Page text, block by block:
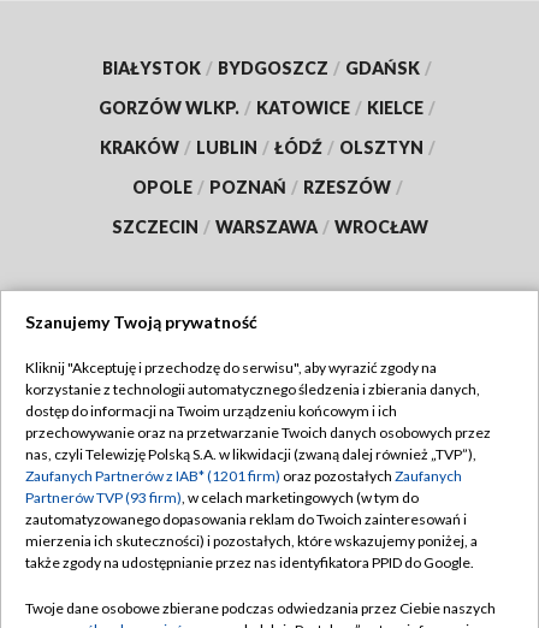
BIAŁYSTOK / BYDGOSZCZ / GDAŃSK /
GORZÓW WLKP. / KATOWICE / KIELCE /
KRAKÓW / LUBLIN / ŁÓDŹ / OLSZTYN /
OPOLE / POZNAŃ / RZESZÓW /
SZCZECIN / WARSZAWA / WROCŁAW
TVP
Abonament TVP
Emisja w TVP
Centrum informacji TVP
Naziemna Telewizja Cyfrowa
Regulamin TVP
Polityka prywatności
Moje zgody
Pomoc
Szanujemy Twoją prywatność
Kliknij "Akceptuję i przechodzę do serwisu", aby wyrazić zgody na
korzystanie z technologii automatycznego śledzenia i zbierania danych,
dostęp do informacji na Twoim urządzeniu końcowym i ich
przechowywanie oraz na przetwarzanie Twoich danych osobowych przez
nas, czyli Telewizję Polską S.A. w likwidacji (zwaną dalej również „TVP”),
Zaufanych Partnerów z IAB* (1201 firm) oraz pozostałych Zaufanych
Partnerów TVP (93 firm), w celach marketingowych (w tym do
zautomatyzowanego dopasowania reklam do Twoich zainteresowań i
mierzenia ich skuteczności) i pozostałych, które wskazujemy poniżej, a
także zgody na udostępnianie przez nas identyfikatora PPID do Google.
Twoje dane osobowe zbierane podczas odwiedzania przez Ciebie naszych